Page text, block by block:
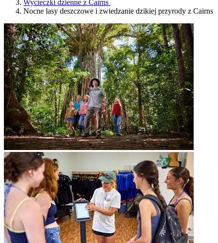
Wycieczki dzienne z Cairns
Nocne lasy deszczowe i zwiedzanie dzikiej przyrody z Cairns